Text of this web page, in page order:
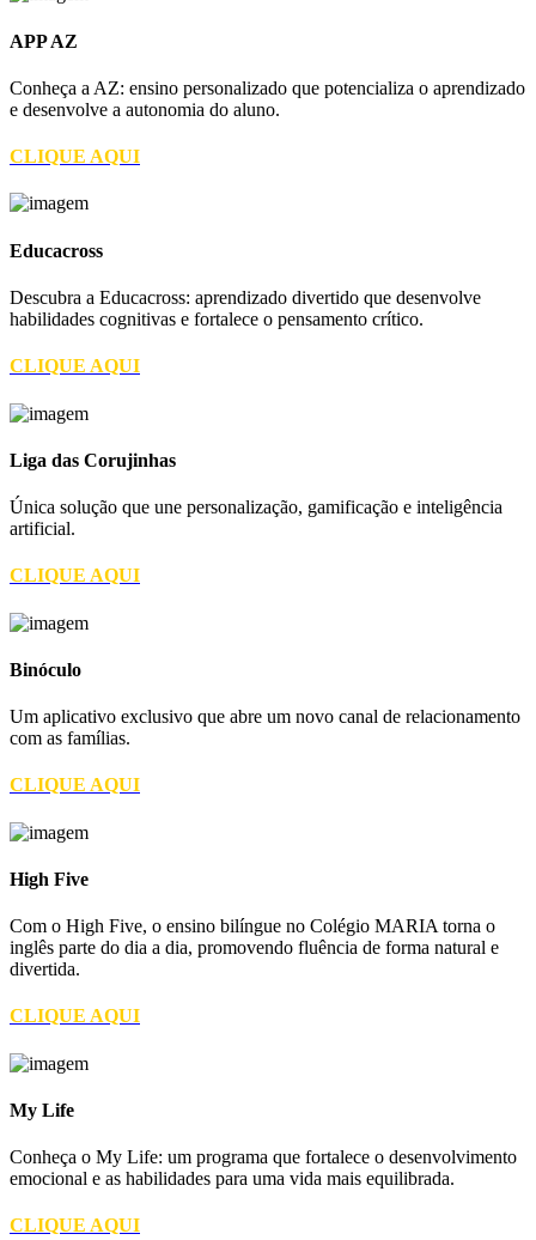
APP AZ
Conheça a AZ: ensino personalizado que potencializa o aprendizado
e desenvolve a autonomia do aluno.
CLIQUE AQUI
Educacross
Descubra a Educacross: aprendizado divertido que desenvolve
habilidades cognitivas e fortalece o pensamento crítico.
CLIQUE AQUI
Liga das Corujinhas
Única solução que une personalização, gamificação e inteligência
artificial.
CLIQUE AQUI
Binóculo
Um aplicativo exclusivo que abre um novo canal de relacionamento
com as famílias.
CLIQUE AQUI
High Five
Com o High Five, o ensino bilíngue no Colégio MARIA torna o
inglês parte do dia a dia, promovendo fluência de forma natural e
divertida.
CLIQUE AQUI
My Life
Conheça o My Life: um programa que fortalece o desenvolvimento
emocional e as habilidades para uma vida mais equilibrada.
CLIQUE AQUI